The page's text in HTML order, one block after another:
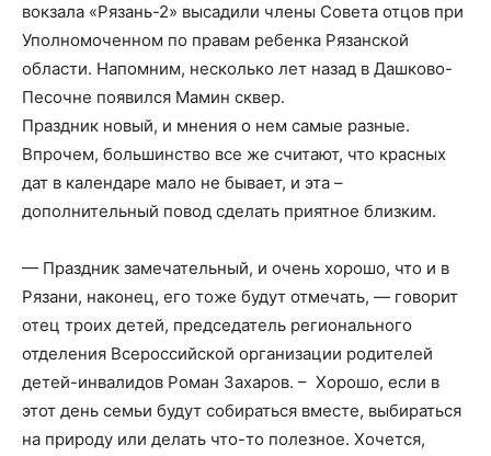
вокзала «Рязань-2» высадили члены Совета отцов при
Уполномоченном по правам ребенка Рязанской
области. Напомним, несколько лет назад в Дашково-
Песочне появился Мамин сквер.
Праздник новый, и мнения о нем самые разные.
Впрочем, большинство все же считают, что красных
дат в календаре мало не бывает, и эта –
дополнительный повод сделать приятное близким.
— Праздник замечательный, и очень хорошо, что и в
Рязани, наконец, его тоже будут отмечать, — говорит
отец троих детей, председатель регионального
отделения Всероссийской организации родителей
детей-инвалидов Роман Захаров. – Хорошо, если в
этот день семьи будут собираться вместе, выбираться
на природу или делать что-то полезное. Хочется,